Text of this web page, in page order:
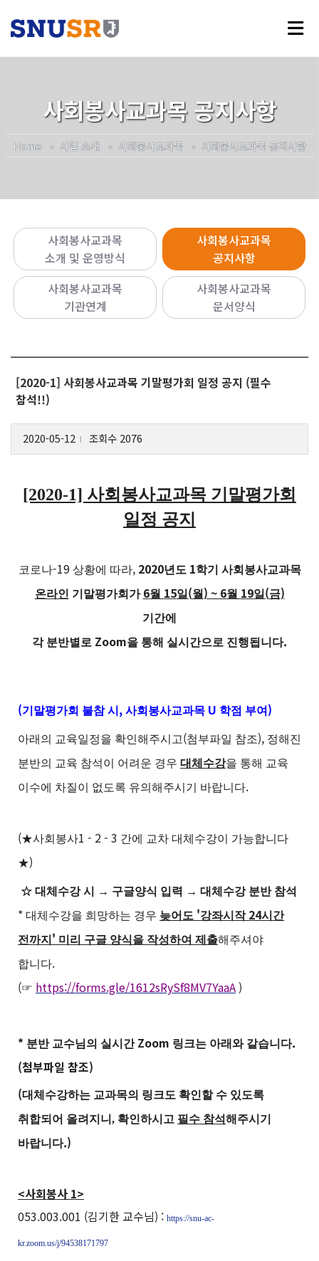
사회봉사교과목 공지사항
Home 사업 소개 사회봉사교과목 사회봉사교과목 공지사항
사회봉사교과목
소개 및 운영방식
사회봉사교과목
공지사항
사회봉사교과목
기관연계
사회봉사교과목
문서양식
[2020-1] 사회봉사교과목 기말평가회 일정 공지 (필수
참석!!)
2020-05-12 조회수 2076
[2020-1] 사회봉사교과목 기말평가회
일정 공지
코로나-19 상황에 따라, 2020년도 1학기 사회봉사교과목
온라인 기말평가회가 6월 15일 (월 ) ~ 6월 19일 (금)
기간에
각 분반별로 Zoom을 통해 실시간으로 진행됩니다.
(기말평가회 불참 시 , 사회봉사교과목 U 학점 부여 )
아래의 교육일정을 확인해주시고(첨부파일 참조), 정해진
분반의 교육 참석이 어려운 경우 대체수강을 통해 교육
이수에 차질이 없도록 유의해주시기 바랍니다.
(★사회봉사1 - 2 - 3 간에 교차 대체수강이 가능합니다
★)
☆ 대체수강 시 → 구글양식 입력 → 대체수강 분반 참석
* 대체수강을 희망하는 경우 늦어도 '강좌시작 24시간
전까지 ' 미리 구글 양식을 작성하여 제출해주셔야
합니다.
(☞ https://forms.gle/1612sRySf8MV7YaaA)
* 분반 교수님의 실시간 Zoom 링크는 아래와 같습니다.
(첨부파일 참조)
(대체수강하는 교과목의 링크도 확인할 수 있도록
취합되어 올려지니, 확인하시고 필수 참석해주시기
바랍니다.)
<사회봉사 1>
053.003.001 (김기한 교수님) : https://snu-ac-
kr.zoom.us/j/94538171797